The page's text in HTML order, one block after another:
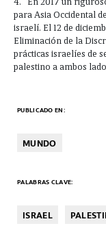
para Asia Occidental
israelí. El 12 de
Eliminación de la
prácticas israelíes de
palestino a ambos
PUBLICADO EN:
MUNDO
PALABRAS CLAVE:
ISRAEL